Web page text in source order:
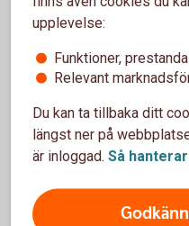
Handlar ert företag
finansiella instrument?
RegistreraLEI
Optionsskola
upplevelse:
Funktioner,
Relevant
Du kan ta tillbaka ditt
längst ner på
är inloggad. Så